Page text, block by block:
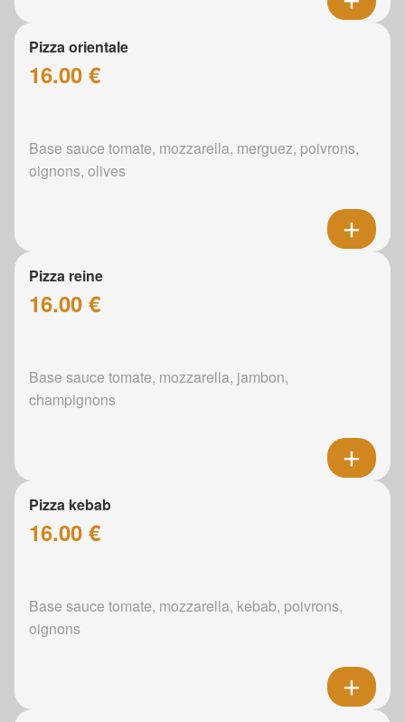
Pizza orientale
16.00 €
Base sauce tomate, mozzarella, merguez, poivrons,
oignons, olives
Pizza reine
16.00 €
Base sauce tomate, mozzarella, jambon,
champignons
Pizza kebab
16.00 €
Base sauce tomate, mozzarella, kebab, poivrons,
oignons